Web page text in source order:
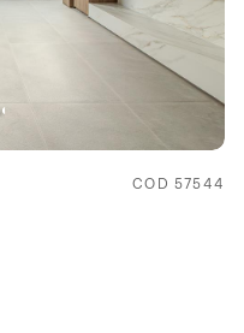
COD 57544